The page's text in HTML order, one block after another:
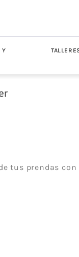
Y
tus prendas